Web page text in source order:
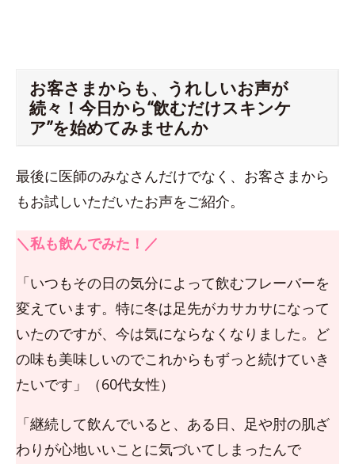
お客さまからも、うれしいお声が
続々！今日から“飲むだけスキンケ
ア”を始めてみませんか
最後に医師のみなさんだけでなく、お客さまから
もお試しいただいたお声をご紹介。
＼私も飲んでみた！／
「いつもその日の気分によって飲むフレーバーを
変えています。特に冬は足先がカサカサになって
いたのですが、今は気にならなくなりました。ど
の味も美味しいのでこれからもずっと続けていき
たいです」（60代女性）
「継続して飲んでいると、ある日、足や肘の肌ざ
わりが心地いいことに気づいてしまったんで